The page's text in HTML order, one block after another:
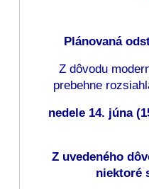
Plánovaná
Z dôvodu
prebehne
nedele 14. júna
Z uvedeného
niektoré